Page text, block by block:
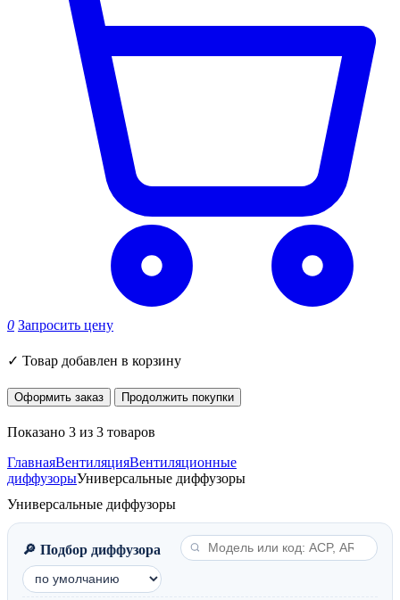
0 Запросить цену
✓ Товар добавлен в корзину
Оформить заказ Продолжить покупки
Показано 3 из 3 товаров
ГлавнаяВентиляцияВентиляционные
диффузорыУниверсальные диффузоры
Универсальные диффузоры
🔎 Подбор диффузора